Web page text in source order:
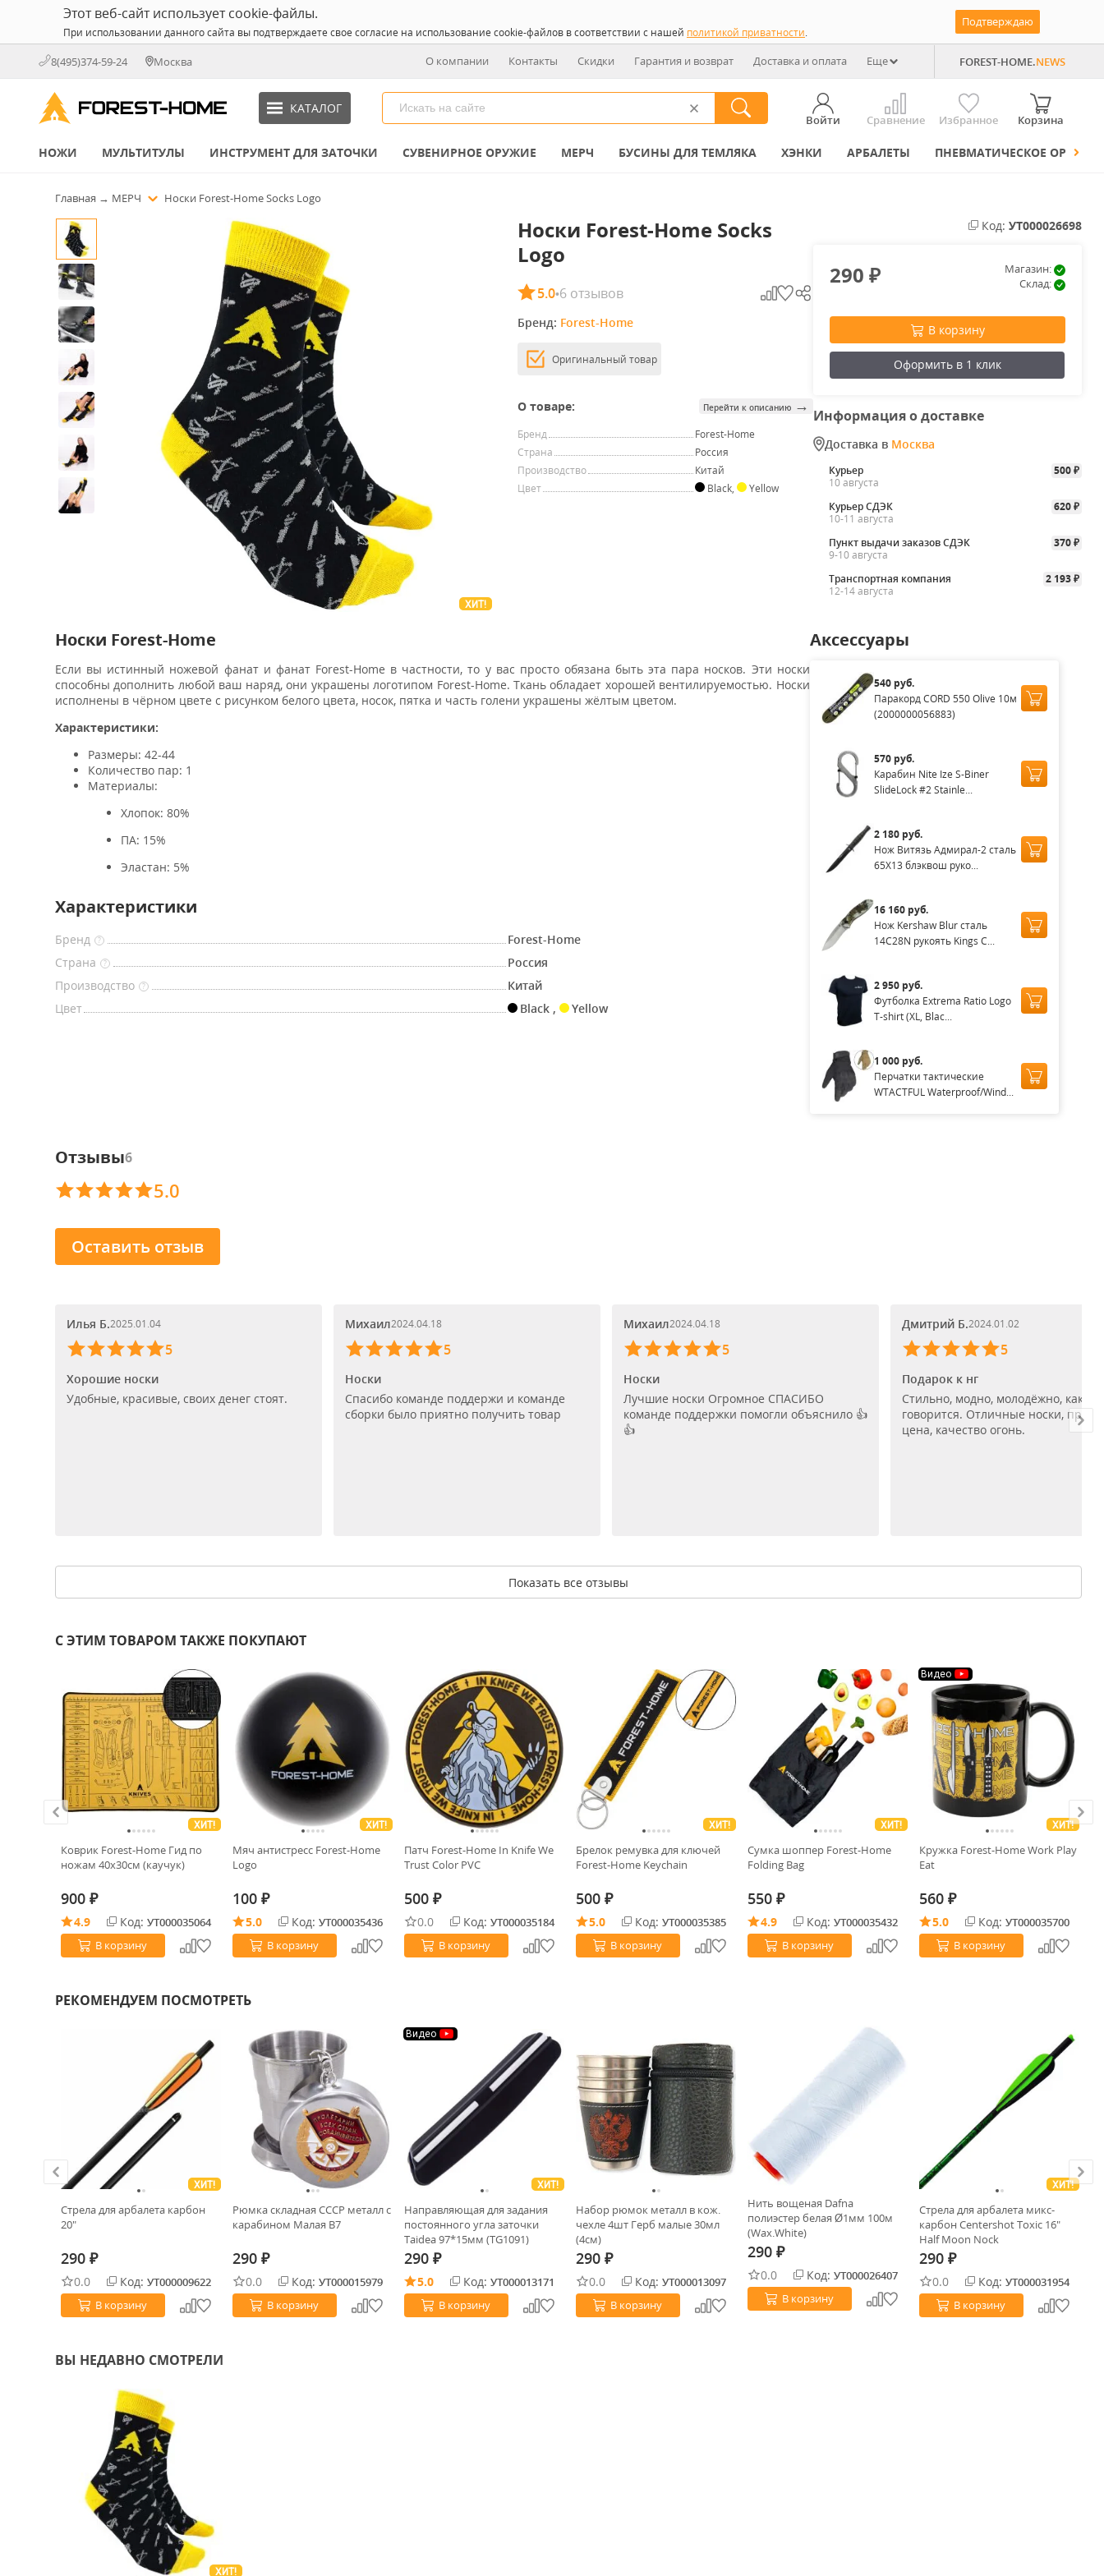
Этот веб-сайт использует cookie-файлы.
При использовании данного сайта вы подтверждаете свое согласие на использование cookie-файлов в соответствии с нашей политикой приватности.
Подтверждаю
8(495)374-59-24 Москва О компании Контакты Скидки Гарантия и возврат Доставка и оплата Еще FOREST-HOME.NEWS
КАТАЛОГ
Войти Сравнение Избранное Корзина
НОЖИ МУЛЬТИТУЛЫ ИНСТРУМЕНТ ДЛЯ ЗАТОЧКИ СУВЕНИРНОЕ ОРУЖИЕ МЕРЧ БУСИНЫ ДЛЯ ТЕМЛЯКА ХЭНКИ АРБАЛЕТЫ ПНЕВМАТИЧЕСКОЕ ОРУЖИЕ
Главная → МЕРЧ Носки Forest-Home Socks Logo
ХИТ!
Носки Forest-Home Socks
Logo
5.0•6 отзывов
Бренд: Forest-Home
Оригинальный товар
О товаре: Перейти к описанию →
Бренд
Forest-Home
Страна
Россия
Производство
Китай
Цвет
Black, Yellow
Код: УТ000026698
290₽
Магазин:
Склад:
В корзину
Оформить в 1 клик
Информация о доставке
Доставка в Москва
Курьер 500 ₽
10 августа
Курьер СДЭК
620 ₽
10-11 августа
Пункт выдачи заказов СДЭК
370 ₽
9-10 августа
Транспортная компания
2 193 ₽
12-14 августа
Носки Forest-Home
Если вы истинный ножевой фанат и фанат Forest-Home в частности, то у вас просто обязана быть эта пара носков. Эти носки
способны дополнить любой ваш наряд, они украшены логотипом Forest-Home. Ткань обладает хорошей вентилируемостью. Носки
исполнены в чёрном цвете с рисунком белого цвета, носок, пятка и часть голени украшены жёлтым цветом.
Характеристики:
Размеры: 42-44
Количество пар: 1
Материалы:
Хлопок: 80%
ПА: 15%
Эластан: 5%
Характеристики
Бренд ?
Forest-Home
Страна
?
Россия
Производство
?
Китай
Цвет
Black , Yellow
Аксессуары
540 руб.
Паракорд CORD 550 Olive 10м
(2000000056883)
570 руб.
Карабин Nite Ize S-Biner
SlideLock #2 Stainle...
2 180 руб.
Нож Витязь Адмирал-2 сталь
65Х13 блэквош руко...
16 160 руб.
Нож Kershaw Blur сталь
14C28N рукоять Kings C...
2 950 руб.
Футболка Extrema Ratio Logo
T-shirt (XL, Blac...
1 000 руб.
Перчатки тактические
WTACTFUL Waterproof/Wind...
Отзывы6
5.0
Оставить отзыв
Илья Б.2025.01.04
5
Хорошие носки
Удобные, красивые, своих денег стоят.
Михаил2024.04.18
5
Носки
Спасибо команде поддержи и команде
сборки было приятно получить товар
Михаил2024.04.18
5
Носки
Лучшие носки Огромное СПАСИБО
команде поддержки помогли объяснило 👍
👍
Дмитрий Б.2024.01.02
5
Подарок к нг
Стильно, модно, молодёжно, как
говорится. Отличные носки,
цена, качество огонь.
Показать все отзывы
С ЭТИМ ТОВАРОМ ТАКЖЕ ПОКУПАЮТ
ХИТ!
Коврик Forest-Home Гид по
ножам 40х30см (каучук)
900 ₽
4.9 Код: УТ000035064
В корзину
ХИТ!
Мяч антистресс Forest-Home
Logo
100 ₽
5.0 Код: УТ000035436
В корзину
Патч Forest-Home In Knife We
Trust Color PVC
500 ₽
0.0 Код: УТ000035184
В корзину
ХИТ!
Брелок ремувка для ключей
Forest-Home Keychain
500 ₽
5.0 Код: УТ000035385
В корзину
ХИТ!
Сумка шоппер Forest-Home
Folding Bag
550 ₽
4.9 Код: УТ000035432
В корзину
Видео
ХИТ!
Кружка Forest-Home Work Play
Eat
560 ₽
5.0 Код: УТ000035700
В корзину
РЕКОМЕНДУЕМ ПОСМОТРЕТЬ
ХИТ!
Стрела для арбалета карбон
20"
290 ₽
0.0 Код: УТ000009622
В корзину
Рюмка складная СССР металл с
карабином Малая B7
290 ₽
0.0 Код: УТ000015979
В корзину
Видео
ХИТ!
Направляющая для задания
постоянного угла заточки
Taidea 97*15мм (TG1091)
290 ₽
5.0 Код: УТ000013171
В корзину
Набор рюмок металл в кож.
чехле 4шт Герб малые 30мл
(4см)
290 ₽
0.0 Код: УТ000013097
В корзину
Нить вощеная Dafna
полиэстер белая Ø1мм 100м
(Wax.White)
290 ₽
0.0 Код: УТ000026407
В корзину
ХИТ!
Стрела для арбалета микс-
карбон Centershot Toxic 16"
Half Moon Nock
290 ₽
0.0 Код: УТ000031954
В корзину
ВЫ НЕДАВНО СМОТРЕЛИ
ХИТ!